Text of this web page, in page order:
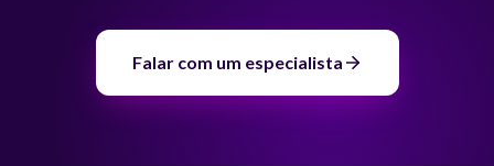
Falar com um especialista